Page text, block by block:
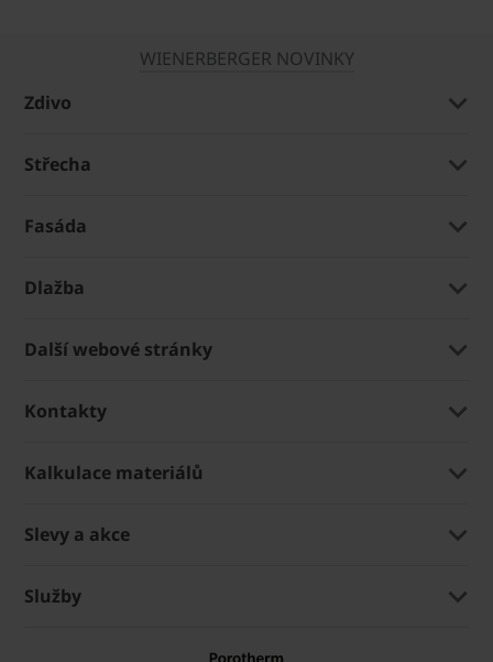
WIENERBERGER NOVINKY
Zdivo
Střecha
Fasáda
Dlažba
Další webové stránky
Kontakty
Kalkulace materiálů
Slevy a akce
Služby